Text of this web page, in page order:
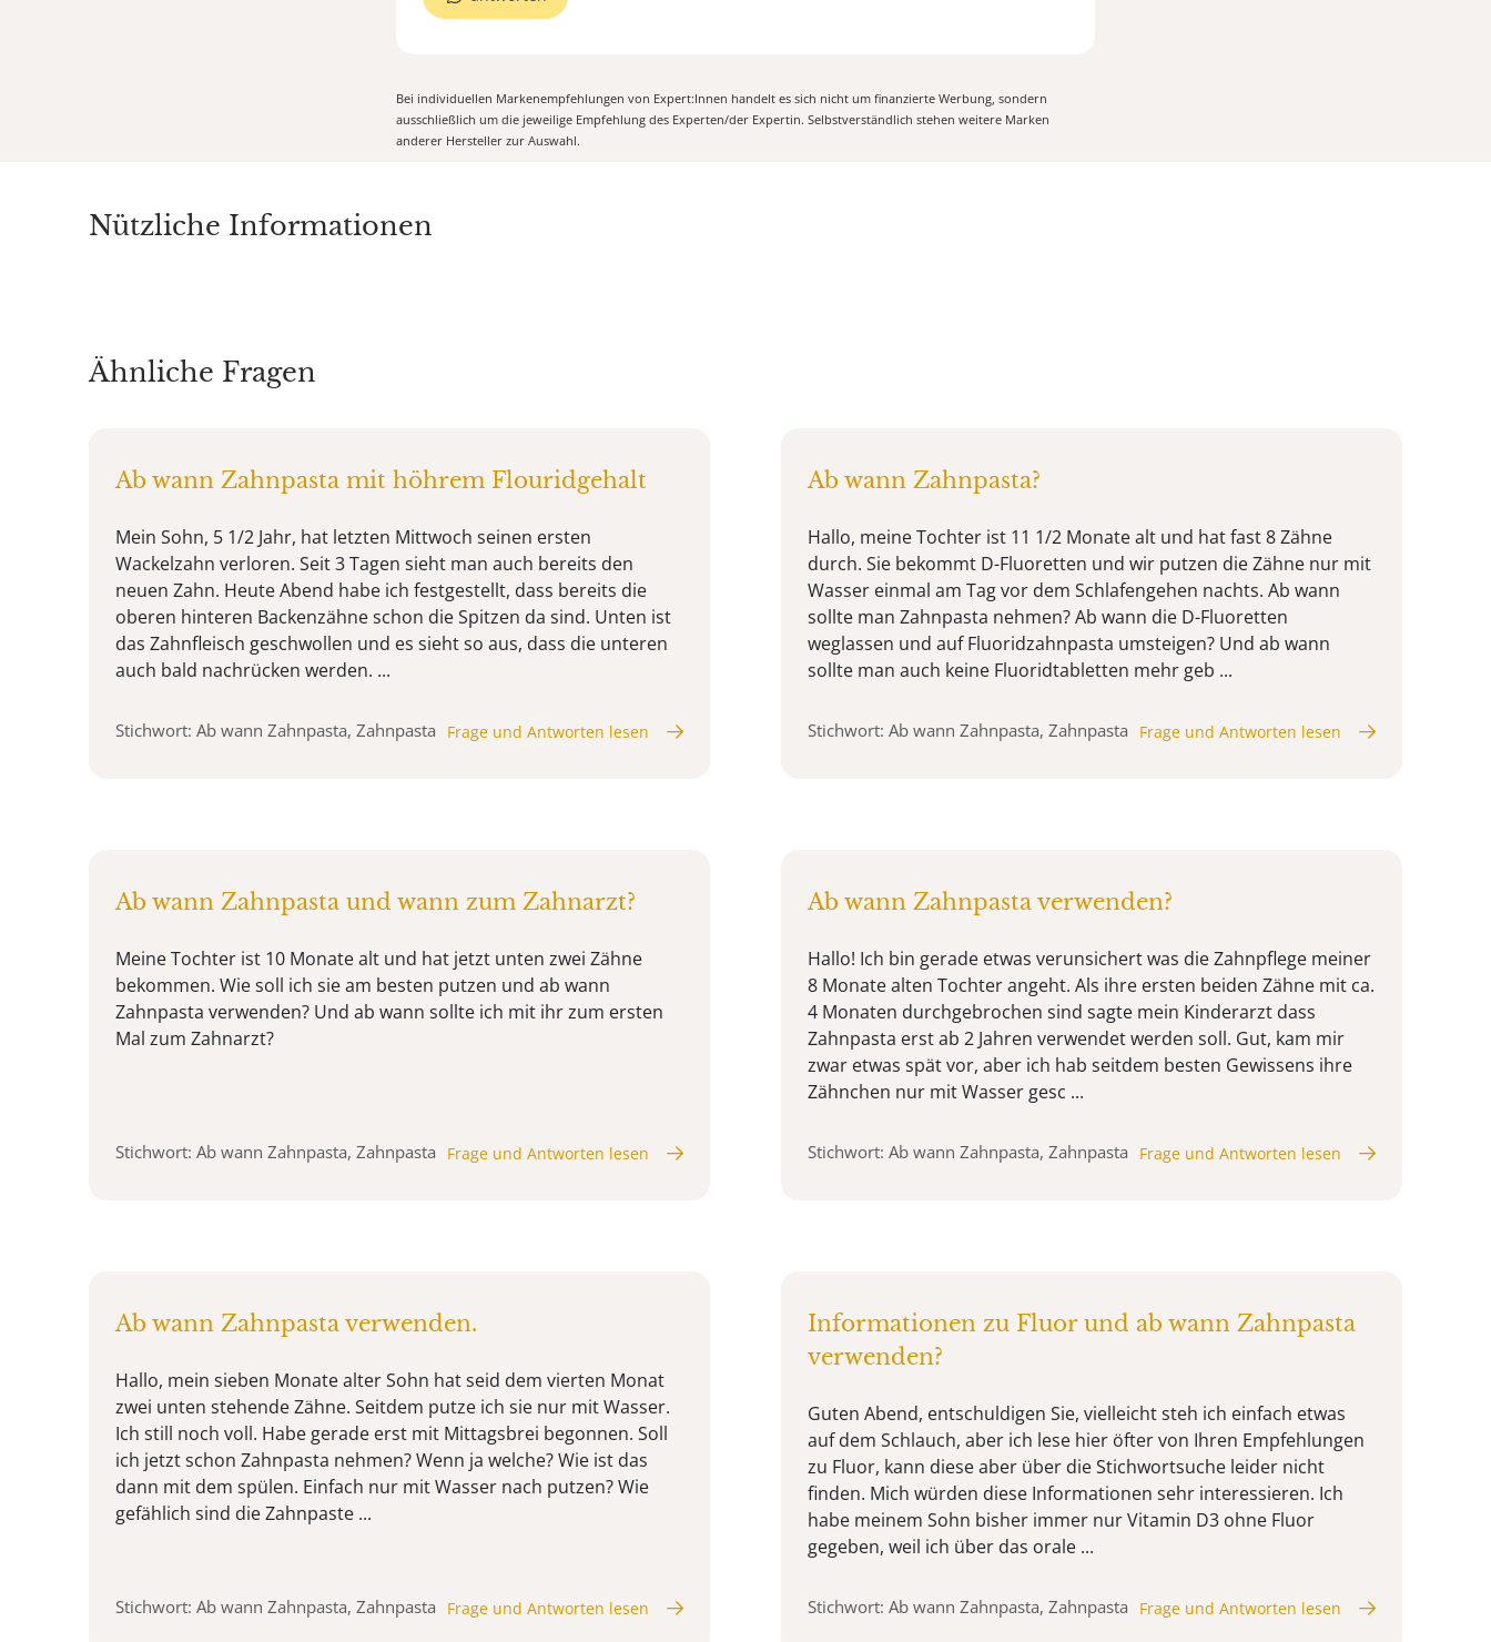
Bei individuellen Markenempfehlungen von Expert:Innen handelt es sich nicht um finanzierte Werbung, sondern
ausschließlich um die jeweilige Empfehlung des Experten/der Expertin. Selbstverständlich stehen weitere Marken
anderer Hersteller zur Auswahl.
Nützliche Informationen
Ähnliche Fragen
Ab wann Zahnpasta mit höhrem Flouridgehalt
Mein Sohn, 5 1/2 Jahr, hat letzten Mittwoch seinen ersten
Wackelzahn verloren. Seit 3 Tagen sieht man auch bereits den
neuen Zahn. Heute Abend habe ich festgestellt, dass bereits die
oberen hinteren Backenzähne schon die Spitzen da sind. Unten ist
das Zahnfleisch geschwollen und es sieht so aus, dass die unteren
auch bald nachrücken werden. ...
Stichwort: Ab wann Zahnpasta, Zahnpasta Frage und Antworten lesen
Ab wann Zahnpasta?
Hallo, meine Tochter ist 11 1/2 Monate alt und hat fast 8 Zähne
durch. Sie bekommt D-Fluoretten und wir putzen die Zähne nur mit
Wasser einmal am Tag vor dem Schlafengehen nachts. Ab wann
sollte man Zahnpasta nehmen? Ab wann die D-Fluoretten
weglassen und auf Fluoridzahnpasta umsteigen? Und ab wann
sollte man auch keine Fluoridtabletten mehr geb ...
Stichwort: Ab wann Zahnpasta, Zahnpasta Frage und Antworten lesen
Ab wann Zahnpasta und wann zum Zahnarzt?
Meine Tochter ist 10 Monate alt und hat jetzt unten zwei Zähne
bekommen. Wie soll ich sie am besten putzen und ab wann
Zahnpasta verwenden? Und ab wann sollte ich mit ihr zum ersten
Mal zum Zahnarzt?
Stichwort: Ab wann Zahnpasta, Zahnpasta Frage und Antworten lesen
Ab wann Zahnpasta verwenden?
Hallo! Ich bin gerade etwas verunsichert was die Zahnpflege meiner
8 Monate alten Tochter angeht. Als ihre ersten beiden Zähne mit ca.
4 Monaten durchgebrochen sind sagte mein Kinderarzt dass
Zahnpasta erst ab 2 Jahren verwendet werden soll. Gut, kam mir
zwar etwas spät vor, aber ich hab seitdem besten Gewissens ihre
Zähnchen nur mit Wasser gesc ...
Stichwort: Ab wann Zahnpasta, Zahnpasta Frage und Antworten lesen
Ab wann Zahnpasta verwenden.
Hallo, mein sieben Monate alter Sohn hat seid dem vierten Monat
zwei unten stehende Zähne. Seitdem putze ich sie nur mit Wasser.
Ich still noch voll. Habe gerade erst mit Mittagsbrei begonnen. Soll
ich jetzt schon Zahnpasta nehmen? Wenn ja welche? Wie ist das
dann mit dem spülen. Einfach nur mit Wasser nach putzen? Wie
gefählich sind die Zahnpaste ...
Stichwort: Ab wann Zahnpasta, Zahnpasta Frage und Antworten lesen
Informationen zu Fluor und ab wann Zahnpasta
verwenden?
Guten Abend, entschuldigen Sie, vielleicht steh ich einfach etwas
auf dem Schlauch, aber ich lese hier öfter von Ihren Empfehlungen
zu Fluor, kann diese aber über die Stichwortsuche leider nicht
finden. Mich würden diese Informationen sehr interessieren. Ich
habe meinem Sohn bisher immer nur Vitamin D3 ohne Fluor
gegeben, weil ich über das orale ...
Stichwort: Ab wann Zahnpasta, Zahnpasta Frage und Antworten lesen